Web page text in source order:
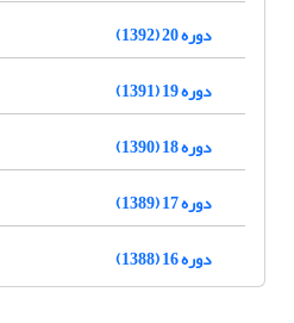
دوره 20 (1392)
دوره 19 (1391)
دوره 18 (1390)
دوره 17 (1389)
دوره 16 (1388)